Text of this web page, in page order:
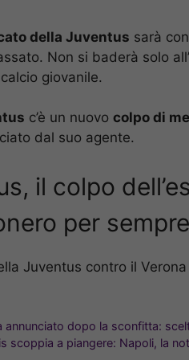
della Juventus sarà
Non si baderà solo
giovanile.
c’è un nuovo colpo di
dal suo agente.
il colpo
per
Juventus contro il
annunciato dopo la sconfitta:
scoppia a piangere: Napoli, la